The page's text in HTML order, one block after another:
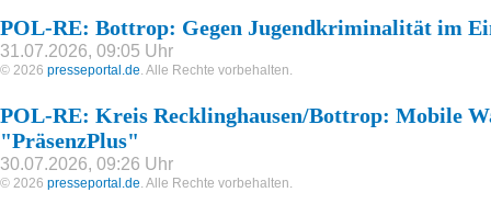
POL-RE: Bottrop: Gegen Jugendkriminalität im
31.07.2026, 09:05 Uhr
© 2026 presseportal.de. Alle Rechte vorbehalten.
POL-RE: Kreis Recklinghausen/Bottrop: Mobile
"PräsenzPlus"
30.07.2026, 09:26 Uhr
© 2026 presseportal.de. Alle Rechte vorbehalten.